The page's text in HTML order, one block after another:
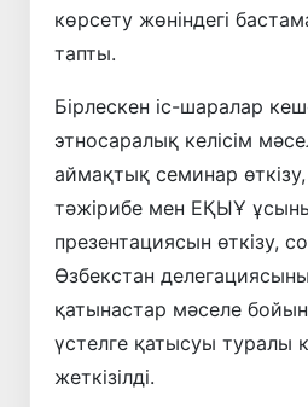
көрсету жөніндегі
тапты.
Бірлескен іс-шаралар
этносаралық келісім
аймақтық семинар
тәжірибе мен ЕҚЫҰ
презентациясын өткізу,
Өзбекстан
қатынастар мәселе
үстелге қатысуы туралы
жеткізілді.